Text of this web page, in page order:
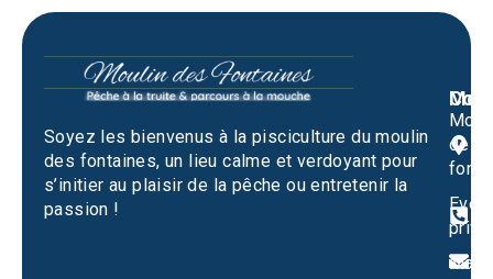
Soyez les bienvenus à la pisciculture du moulin
des fontaines, un lieu calme et verdoyant pour
s’initier au plaisir de la pêche ou entretenir la
passion !
des
privé